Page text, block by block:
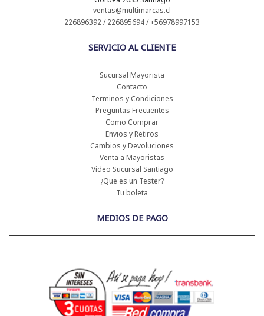
ventas@multimarcas.cl
226896392 / 226895694 / +56978997153
SERVICIO AL CLIENTE
Sucursal Mayorista
Contacto
Terminos y Condiciones
Preguntas Frecuentes
Como Comprar
Envios y Retiros
Cambios y Devoluciones
Venta a Mayoristas
Video Sucursal Santiago
¿Que es un Tester?
Tu boleta
MEDIOS DE PAGO